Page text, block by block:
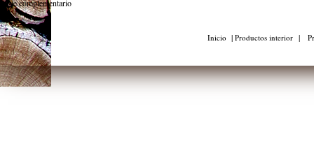
pie complementario
Inicio| Productos interior|